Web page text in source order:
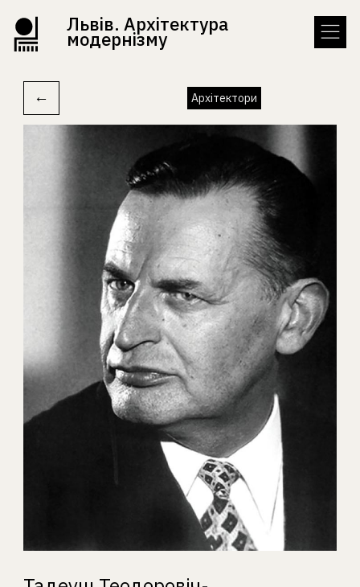
Львів. Архітектура
модернізму
← Архітектори